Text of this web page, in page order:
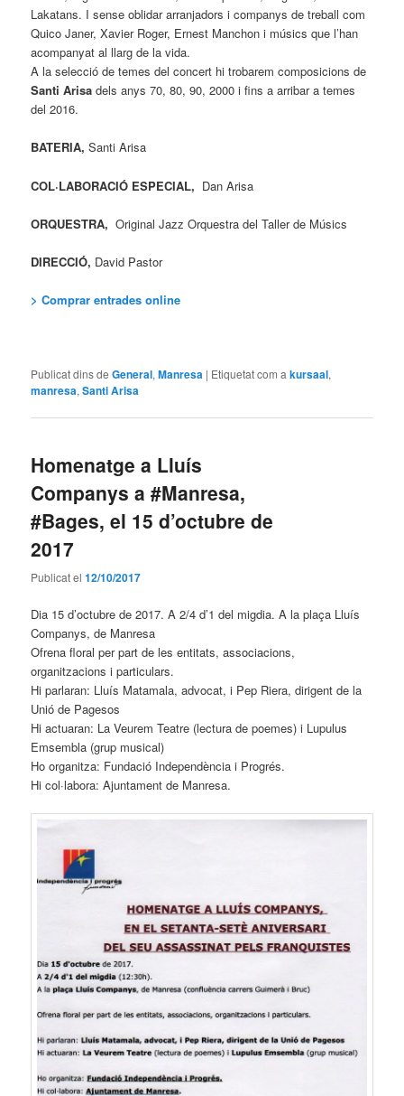
Lakatans. I sense oblidar arranjadors i companys de treball com
Quico Janer, Xavier Roger, Ernest Manchon i músics que l’han
acompanyat al llarg de la vida.
A la selecció de temes del concert hi trobarem composicions de
Santi Arisa dels anys 70, 80, 90, 2000 i fins a arribar a temes
del 2016.
BATERIA,Santi Arisa
COL·LABORACIÓ ESPECIAL, Dan Arisa
ORQUESTRA,Original Jazz Orquestra del Taller de Músics
DIRECCIÓ, David Pastor
> Comprar entrades online
Publicat dins de General,Manresa | Etiquetat com a kursaal,
manresa,Santi Arisa
Homenatge a Lluís
Companys a #Manresa,
#Bages, el 15 d’octubre de
2017
Publicat el12/10/2017
Dia 15 d’octubre de 2017. A 2/4 d’1 del migdia. A la plaça Lluís
Companys, de Manresa
Ofrena floral per part de les entitats, associacions,
organitzacions i particulars.
Hi parlaran: Lluís Matamala, advocat, i Pep Riera, dirigent de la
Unió de Pagesos
Hi actuaran: La Veurem Teatre (lectura de poemes) i Lupulus
Emsembla (grup musical)
Ho organitza: Fundació Independència i Progrés.
Hi col·labora: Ajuntament de Manresa.